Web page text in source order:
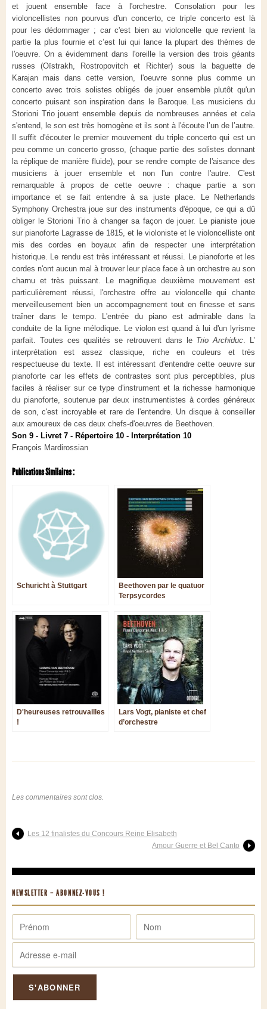
et jouent ensemble face à l'orchestre. Consolation pour les
violoncellistes non pourvus d'un concerto, ce triple concerto est là
pour les dédommager ; car c'est bien au violoncelle que revient la
partie la plus fournie et c’est lui qui lance la plupart des thèmes de
l'oeuvre. On a évidemment dans l'oreille la version des trois géants
russes (Oïstrakh, Rostropovitch et Richter) sous la baguette de
Karajan mais dans cette version, l'oeuvre sonne plus comme un
concerto avec trois solistes obligés de jouer ensemble plutôt qu'un
concerto puisant son inspiration dans le Baroque. Les musiciens du
Storioni Trio jouent ensemble depuis de nombreuses années et cela
s'entend, le son est très homogène et ils sont à l'écoute l’un de l’autre.
Il suffit d'écouter le premier mouvement du triple concerto qui est un
peu comme un concerto grosso, (chaque partie des solistes donnant
la réplique de manière fluide), pour se rendre compte de l'aisance des
musiciens à jouer ensemble et non l'un contre l'autre. C'est
remarquable à propos de cette oeuvre : chaque partie a son
importance et se fait entendre à sa juste place. Le Netherlands
Symphony Orchestra joue sur des instruments d'époque, ce qui a dû
obliger le Storioni Trio à changer sa façon de jouer. Le pianiste joue
sur pianoforte Lagrasse de 1815, et le violoniste et le violoncelliste ont
mis des cordes en boyaux afin de respecter une interprétation
historique. Le rendu est très intéressant et réussi. Le pianoforte et les
cordes n'ont aucun mal à trouver leur place face à un orchestre au son
charnu et très puissant. Le magnifique deuxième mouvement est
particulièrement réussi, l'orchestre offre au violoncelle qui chante
merveilleusement bien un accompagnement tout en finesse et sans
traîner dans le tempo. L'entrée du piano est admirable dans la
conduite de la ligne mélodique. Le violon est quand à lui d'un lyrisme
parfait. Toutes ces qualités se retrouvent dans le Trio Archiduc. L’
interprétation est assez classique, riche en couleurs et très
respectueuse du texte. Il est intéressant d'entendre cette oeuvre sur
pianoforte car les effets de contrastes sont plus perceptibles, plus
faciles à réaliser sur ce type d'instrument et la richesse harmonique
du pianoforte, soutenue par deux instrumentistes à cordes généreux
de son, c'est incroyable et rare de l'entendre. Un disque à conseiller
aux amoureux de ces deux chefs-d'oeuvres de Beethoven.
Son 9 - Livret 7 - Répertoire 10 - Interprétation 10
François Mardirossian
Publications Similaires :
Schuricht à Stuttgart
Beethoven par le quatuor
Terpsycordes
D'heureuses retrouvailles
!
Lars Vogt, pianiste et chef
d’orchestre
Les commentaires sont clos.
Les 12 finalistes du Concours Reine Elisabeth
Amour Guerre et Bel Canto
NEWSLETTER – ABONNEZ-VOUS !